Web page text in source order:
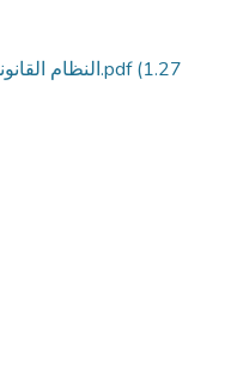
النظام القانوني للطفل الجانح في التشريع الجزائري.pdf(1.27